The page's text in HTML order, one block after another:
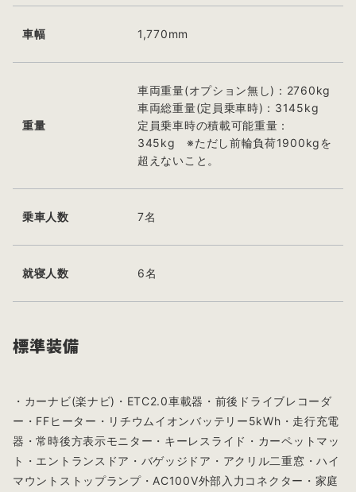
車幅 1,770mm
重量
車両重量(オプション無し)：2760kg
車両総重量(定員乗車時)：3145kg
定員乗車時の積載可能重量：
345kg ※ただし前輪負荷1900kgを
超えないこと。
乗車人数 7名
就寝人数 6名
標準装備
・カーナビ(楽ナビ)・ETC2.0車載器・前後ドライブレコーダ
ー・FFヒーター・リチウムイオンバッテリー5kWh・走行充電
器・常時後方表示モニター・キーレスライド・カーペットマッ
ト・エントランスドア・バゲッジドア・アクリル二重窓・ハイ
マウントストップランプ・AC100V外部入力コネクター・家庭